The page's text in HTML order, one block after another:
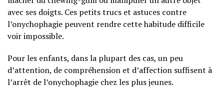
avec ses doigts. Ces petits trucs et astuces contre
l’onychophagie peuvent rendre cette habitude difficile
voir impossible.
Pour les enfants, dans la plupart des cas, un peu
d’attention, de compréhension et d’affection suffisent à
l’arrêt de l’onychophagie chez les plus jeunes.